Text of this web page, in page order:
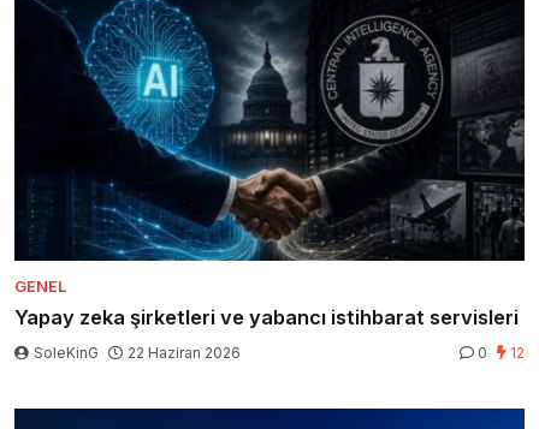
GENEL
Yapay zeka şirketleri ve yabancı istihbarat servisleri
SoleKinG 22 Haziran 2026 0 12